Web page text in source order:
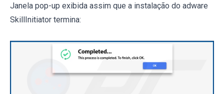
Janela pop-up exibida assim que a instalação do adware
SkillInitiator termina: